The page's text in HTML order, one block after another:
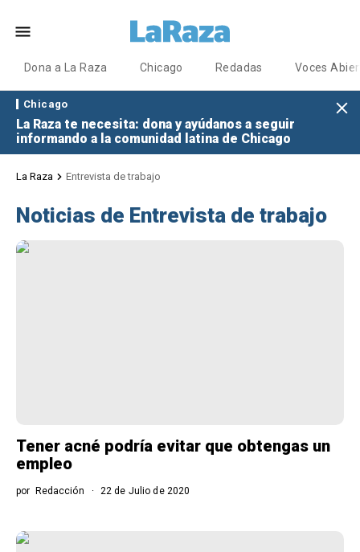
Dona a La Raza Chicago Redadas Voces
Chicago
La Raza te necesita: dona y ayúdanos a seguir
informando a la comunidad latina de Chicago
La Raza Entrevista de trabajo
Noticias de Entrevista de trabajo
Tener acné podría evitar que obtengas un
empleo
por Redacción 22 de Julio de 2020